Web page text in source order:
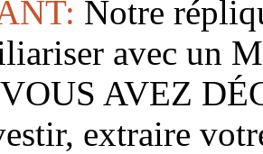
Notre
avec un
AVEZ
extraire